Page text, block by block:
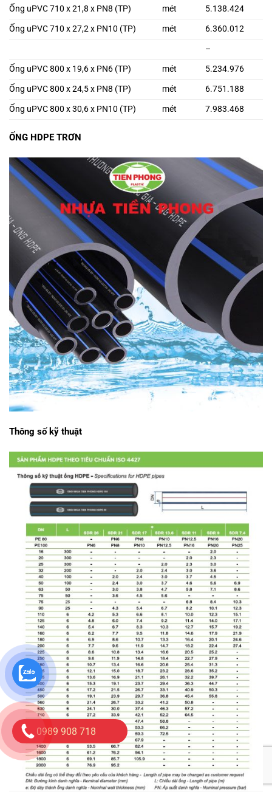
Ống uPVC 710 x 21,8 x PN8 (TP) mét 5.138.424
Ống uPVC 710 x 27,2 x PN10 (TP) mét 6.360.012
–
Ống uPVC 800 x 19,6 x PN6 (TP) mét 5.234.976
Ống uPVC 800 x 24,5 x PN8 (TP) mét 6.751.188
Ống uPVC 800 x 30,6 x PN10 (TP) mét 7.983.468
ỐNG HDPE TRƠN
Thông số kỹ thuật
0989 908 718